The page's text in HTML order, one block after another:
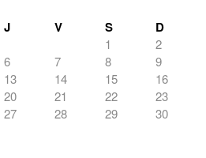
J V S D
1
2
6 7 8
9
13 14 15
16
20 21 22
23
27 28 29
30